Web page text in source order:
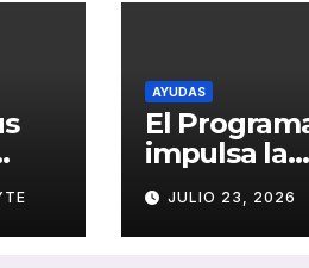
AYUDAS
El
impulsa la
renovación
con ayudas
vehículos
JULIO 23, 2026